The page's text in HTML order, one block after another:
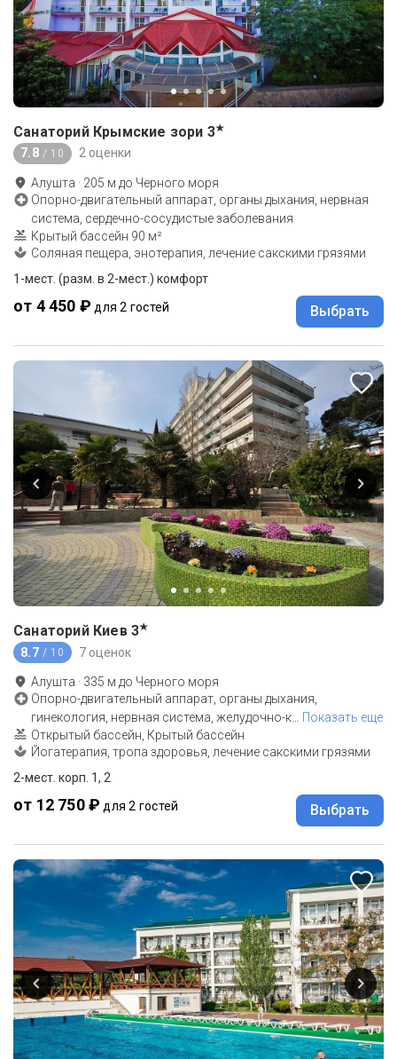
Санаторий Крымские зори 3★
7.8 / 10 2 оценки
Алушта · 205 м до Черного моря
Опорно-двигательный аппарат, органы дыхания, нервная
система, сердечно-сосудистые заболевания
Крытый бассейн 90 м²
Соляная пещера, энотерапия, лечение сакскими грязями
1-мест. (разм. в 2-мест.) комфорт
от 4 450 ₽ для 2 гостей Выбрать
Санаторий Киев 3★
8.7 / 10 7 оценок
Алушта · 335 м до Черного моря
Опорно-двигательный аппарат, органы дыхания,
гинекология, нервная система, желудочно-к… Показать еще
Открытый бассейн, Крытый бассейн
Йогатерапия, тропа здоровья, лечение сакскими грязями
2-мест. корп. 1, 2
от 12 750 ₽ для 2 гостей Выбрать